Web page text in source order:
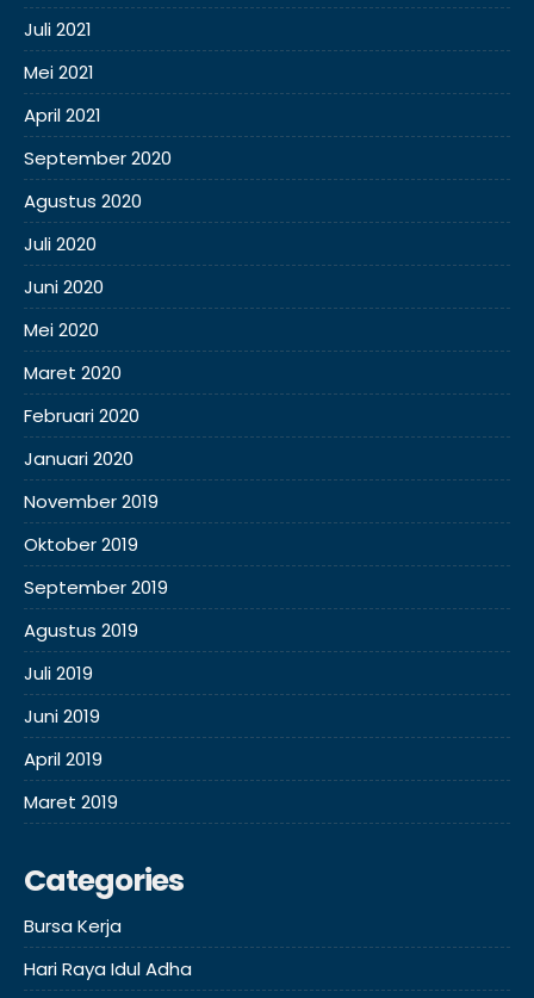
Juli 2021
Mei 2021
April 2021
September 2020
Agustus 2020
Juli 2020
Juni 2020
Mei 2020
Maret 2020
Februari 2020
Januari 2020
November 2019
Oktober 2019
September 2019
Agustus 2019
Juli 2019
Juni 2019
April 2019
Maret 2019
Categories
Bursa Kerja
Hari Raya Idul Adha